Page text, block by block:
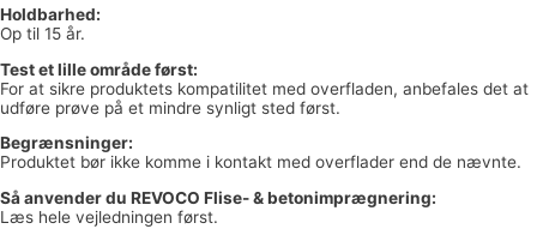
Holdbarhed:
Op til 15 år.
Test et lille område først:
For at sikre produktets kompatilitet med overfladen, anbefales det at
udføre prøve på et mindre synligt sted først.
Begrænsninger:
Produktet bør ikke komme i kontakt med overflader end de nævnte.
Så anvender du REVOCO Flise- & betonimprægnering:
Læs hele vejledningen først.